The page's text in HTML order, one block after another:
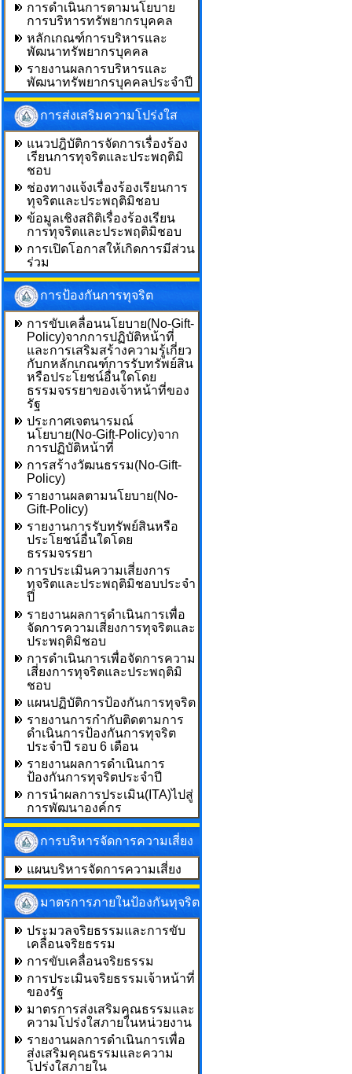
การดำเนินการตามนโยบาย
การบริหารทรัพยากรบุคคล
หลักเกณฑ์การบริหารและ
พัฒนาทรัพยากรบุคคล
รายงานผลการบริหารและ
พัฒนาทรัพยากรบุคคลประจำปี
การส่งเสริมความโปร่งใส
แนวปฎิบัติการจัดการเรื่องร้อง
เรียนการทุจริตและประพฤติมิ
ชอบ
ช่องทางแจ้งเรื่องร้องเรียนการ
ทุจริตและประพฤติมิชอบ
ข้อมูลเชิงสถิติเรื่องร้องเรียน
การทุจริตและประพฤติมิชอบ
การเปิดโอกาสให้เกิดการมีส่วน
ร่วม
การป้องกันการทุจริต
การขับเคลื่อนนโยบาย(No-Gift-
Policy)จากการปฏิบัติหน้าที่
และการเสริมสร้างความรู้เกี่ยว
กับกหลักเกณฑ์การรับทรัพย์สิน
หรือประโยชน์อื่นใดโดย
ธรรมจรรยาของเจ้าหน้าที่ของ
รัฐ
ประกาศเจตนารมณ์
นโยบาย(No-Gift-Policy)จาก
การปฏิบัติหน้าที่
การสร้างวัฒนธรรม(No-Gift-
Policy)
รายงานผลตามนโยบาย(No-
Gift-Policy)
รายงานการรับทรัพย์สินหรือ
ประโยชน์อื่นใดโดย
ธรรมจรรยา
การประเมินความเสี่ยงการ
ทุจริตและประพฤติมิชอบประจำ
ปี
รายงานผลการดำเนินการเพื่อ
จัดการความเสี่ยงการทุจริตและ
ประพฤติมิชอบ
การดำเนินการเพื่อจัดการความ
เสี่ยงการทุจริตและประพฤติมิ
ชอบ
แผนปฏิบัติการป้องกันการทุจริต
รายงานการกำกับติดตามการ
ดำเนินการป้องกันการทุจริต
ประจำปี รอบ 6 เดือน
รายงานผลการดำเนินการ
ป้องกันการทุจริตประจำปี
การนำผลการประเมิน(ITA)ไปสู่
การพัฒนาองค์กร
การบริหารจัดการความเสี่ยง
แผนบริหารจัดการความเสี่ยง
มาตรการภายในป้องกันทุจริต
ประมวลจริยธรรมและการขับ
เคลื่อนจริยธรรม
การขับเคลื่อนจริยธรรม
การประเมินจริยธรรมเจ้าหน้าที่
ของรัฐ
มาตรการส่งเสริมคุณธรรมและ
ความโปร่งใสภายในหน่วยงาน
รายงานผลการดำเนินการเพื่อ
ส่งเสริมคุณธรรมและความ
โปร่งใสภายใน